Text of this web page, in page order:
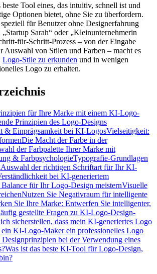
Tool eines, das intuitiv, schnell ist und
Optionen bietet, ohne Sie zu überfordern.
für Benutzer ohne Designerfahrung
Sarah“ oder „Kleinunternehmerin
für-Schritt-Prozess – von der Eingabe
Auswahl von Stilen und Farben – macht es
Logo-Stile zu erkunden und in wenigen
Logo zu erhalten.
für Ihre Marke mit einem KI-Logo-
Prinzipien des Logo-Designs
& Einprägsamkeit bei KI-LogosVielseitigkeit:
Die Macht der Farbe in der
der Farbpalette Ihrer Marke mit
& FarbpsychologieTypografie-Grundlagen
Auswahl der richtigen Schriftart für Ihr KI-
bei KI-generiertem
für Ihr Logo-Design meisternVisuelle
Nutzen Sie Negativraum für intelligente
Sie Ihre Marke: Entwerfen Sie intelligenter,
gestellte Fragen zu KI-Logo-Design-
sicherstellen, dass mein KI-generiertes Logo
KI-Logo-Maker ein professionelles Logo
bei der Verwendung eines
Was ist das beste KI-Tool für Logo-Design,